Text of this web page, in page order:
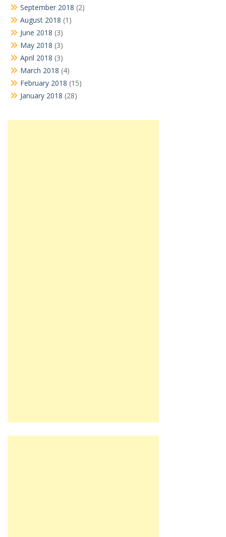
September 2018 (2)
August 2018 (1)
June 2018 (3)
May 2018 (3)
April 2018 (3)
March 2018 (4)
February 2018 (15)
January 2018 (28)